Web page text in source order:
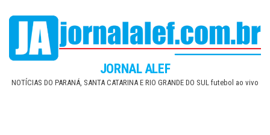
content
JORNAL ALEF
NOTÍCIAS DO PARANÁ, SANTA CATARINA E RIO GRANDE DO SUL futebol ao vivo